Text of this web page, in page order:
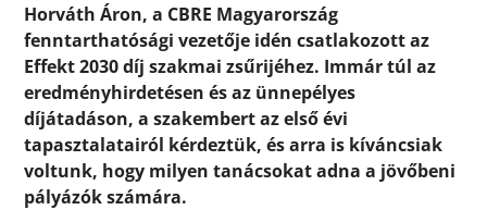
Horváth Áron, a CBRE Magyarország
fenntarthatósági vezetője idén csatlakozott az
Effekt 2030 díj szakmai zsűrijéhez. Immár túl az
eredményhirdetésen és az ünnepélyes
díjátadáson, a szakembert az első évi
tapasztalatairól kérdeztük, és arra is kíváncsiak
voltunk, hogy milyen tanácsokat adna a jövőbeni
pályázók számára.